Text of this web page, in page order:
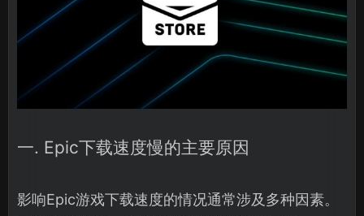
一. Epic下载速度慢的主要原因
影响Epic游戏下载速度的情况通常涉及多种因素。